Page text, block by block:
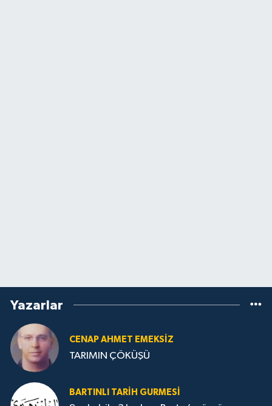
Yazarlar
CENAP AHMET EMEKSİZ
TARIMIN ÇÖKÜŞÜ
BARTINLI TARIH GURMESI